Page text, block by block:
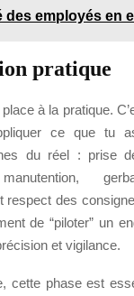
des employés en
pratique
à la pratique.
ce que tu
du réel : prise
respect des
de “piloter” un
et vigilance.
cette phase est